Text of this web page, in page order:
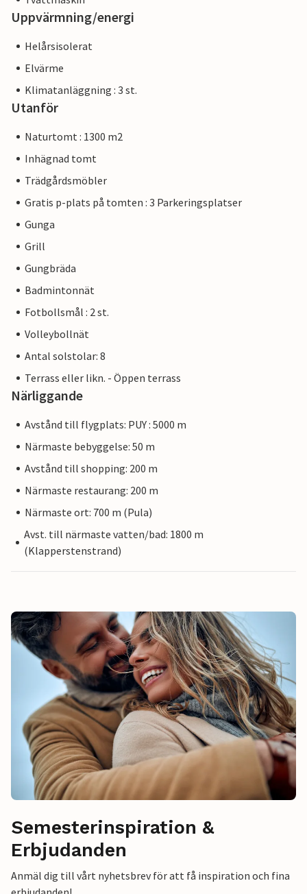
Uppvärmning/energi
Helårsisolerat
Elvärme
Klimatanläggning : 3 st.
Utanför
Naturtomt : 1300 m2
Inhägnad tomt
Trädgårdsmöbler
Gratis p-plats på tomten : 3 Parkeringsplatser
Gunga
Grill
Gungbräda
Badmintonnät
Fotbollsmål : 2 st.
Volleybollnät
Antal solstolar: 8
Terrass eller likn. - Öppen terrass
Närliggande
Avstånd till flygplats: PUY : 5000 m
Närmaste bebyggelse: 50 m
Avstånd till shopping: 200 m
Närmaste restaurang: 200 m
Närmaste ort: 700 m (Pula)
Avst. till närmaste vatten/bad: 1800 m
(Klapperstenstrand)
Semesterinspiration &
Erbjudanden
Anmäl dig till vårt nyhetsbrev för att få inspiration och fina